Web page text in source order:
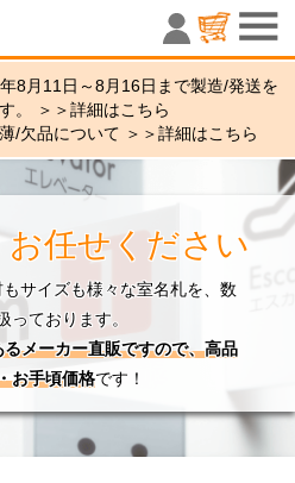
室名札・
8月11日～8月16日まで製造/発送を
。 ＞＞詳細はこちら
中東情勢の影響における品薄/欠品について ＞＞詳細はこちら
お任せください
サイズも様々な室名札を、数
っております。
メーカー直販ですので、高品
お手頃価格です！